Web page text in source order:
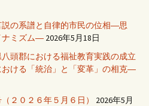
の系譜と自律的市民の位相―思
ナミズム― 2026年5月18日
頭郡における福祉教育実践の成立
ける「統治」と「変革」の相克―
２０２６年５月６日）
2026年5月